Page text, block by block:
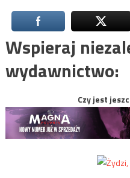
Wspieraj
wydawnictwo:
Czy jest